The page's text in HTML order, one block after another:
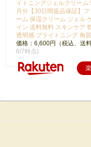
イトニングジェルクリーム
月分【30日間返品保証】
ーム 保湿クリーム ジェル
イン 送料無料 スキンケア
透明感 ブライトニング 角質
価格：6,600円（税込、送
6/7時点)